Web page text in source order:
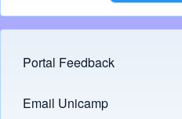
Footer menu
Portal Feedback
Links
Email Unicamp
(opens in new tab)